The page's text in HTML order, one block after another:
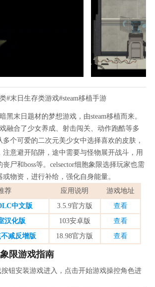
#末日生存类游戏#steam移植手游
黑末日题材的梦想游戏，由steam移植而来。
融合了少女养成、射击闯关、动作跑酷等多
个可爱的二次元美少女中选择喜欢的皮肤，
注意避开陷阱，途中需要与怪物展开战斗，用
尸和boss等。celsector细胞象限选择玩家也需
物资，进行补给，强化自身能量。
荐
应用说明
游戏地址
中文版
3.5.9官方版
查看
汉化版
103安卓版
查看
减反增版
18.98官方版 查看
限游戏指南
钮安装游戏进入，点击开始游戏操控角色进